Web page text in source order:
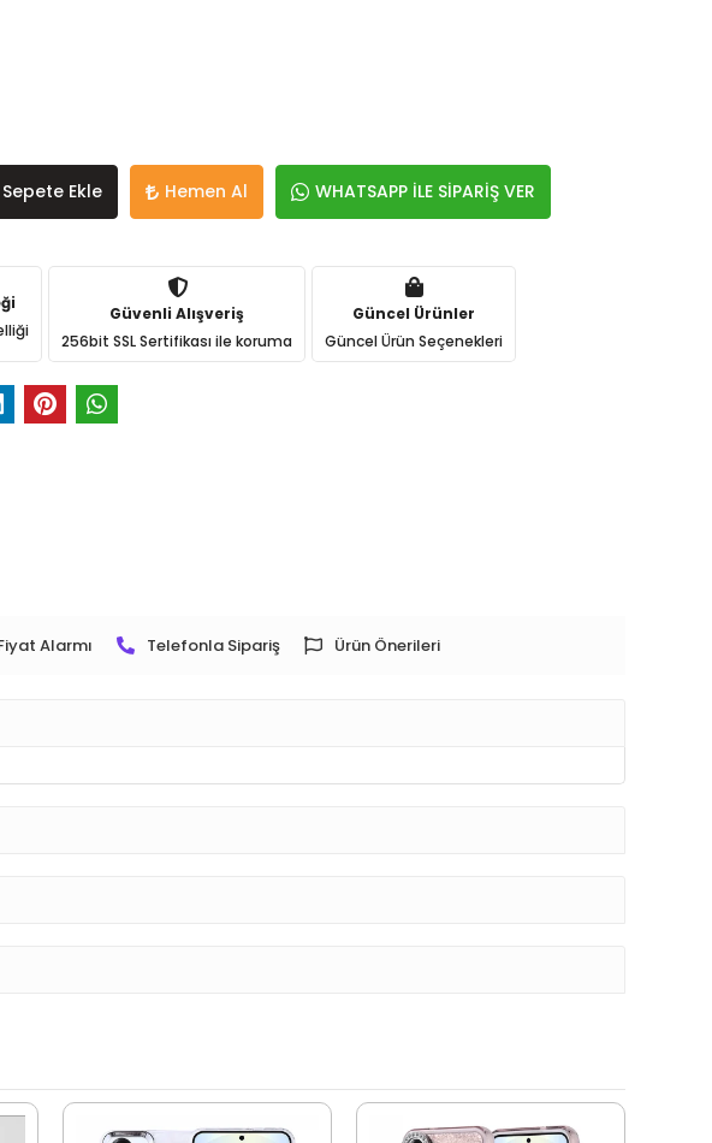
Sepete Ekle Hemen Al WHATSAPP İLE SİPARİŞ VER
Güvenli Alışveriş
256bit SSL Sertifikası ile koruma
Güncel Ürünler
Güncel Ürün Seçenekleri
Alarmı Telefonla Sipariş Ürün Önerileri